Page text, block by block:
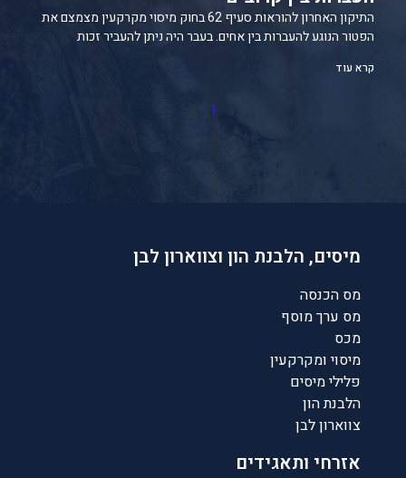
התיקון האחרון להוראות סעיף 62 בחוק מיסוי מקרקעין מצמצם את
הפטור הנוגע להעברות בין אחים. בעבר היה ניתן להעביר זכות
קרא עוד
1
2
מיסים, הלבנת הון וצווארון לבן
מס הכנסה
מס ערך מוסף
מכס
מיסוי ומקרקעין
פלילי מיסים
הלבנת הון
צווארון לבן
אזרחי ותאגידים